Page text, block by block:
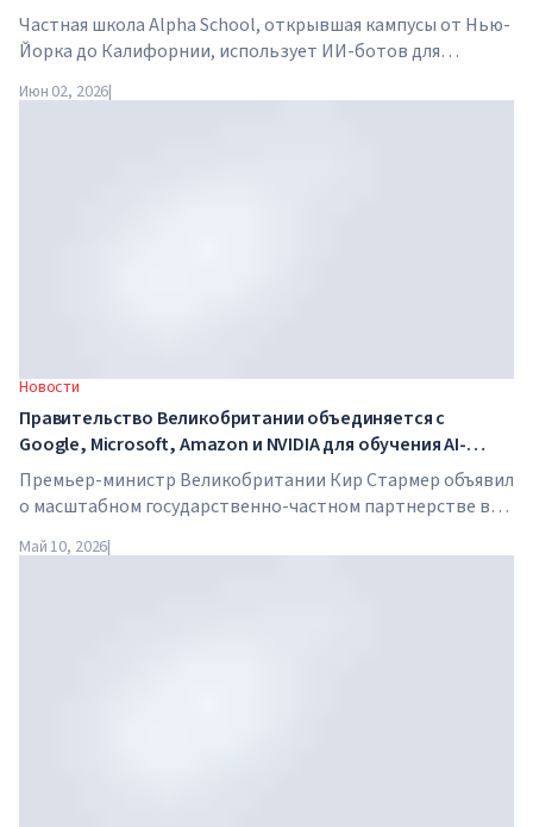
Частная школа Alpha School, открывшая кампусы от Нью-
Йорка до Калифорнии, использует ИИ-ботов для
в день. В школе нет традиционных учителей, домашних
Июн 02, 2026|
Новости
Правительство Великобритании объединяется с
Google, Microsoft, Amazon и NVIDIA для обучения AI-
навыкам миллионов работников
Премьер-министр Великобритании Кир Стармер объявил
о масштабном государственно-частном партнерстве в
Amazon и NVIDIA совместно с правительством запускают
Май 10, 2026|